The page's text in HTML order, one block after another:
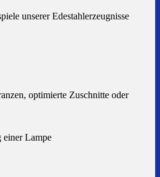
unserer Edestahlerzeugnisse
optimierte Zuschnitte oder